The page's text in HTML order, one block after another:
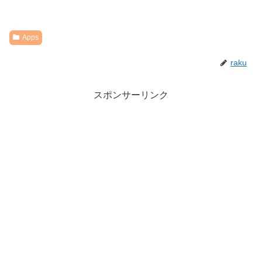
Apps
raku
スポンサーリンク